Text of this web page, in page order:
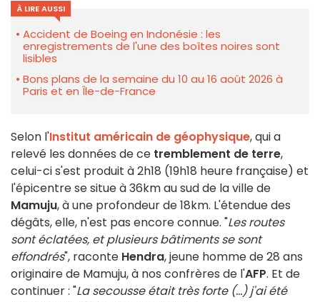
À LIRE AUSSI
Accident de Boeing en Indonésie : les
enregistrements de l'une des boîtes noires sont
lisibles
Bons plans de la semaine du 10 au 16 août 2026 à
Paris et en Île-de-France
Selon l'Institut américain de géophysique, qui a
relevé les données de ce tremblement de terre,
celui-ci s'est produit à 2h18 (19h18 heure française) et
l'épicentre se situe à 36km au sud de la ville de
Mamuju, à une profondeur de 18km. L'étendue des
dégâts, elle, n'est pas encore connue. "Les routes
sont éclatées, et plusieurs bâtiments se sont
effondrés", raconte Hendra, jeune homme de 28 ans
originaire de Mamuju, à nos confrères de l'AFP. Et de
continuer : "La secousse était très forte (...) j'ai été